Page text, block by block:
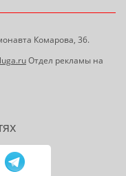
Комарова, 36.
Отдел рекламы на